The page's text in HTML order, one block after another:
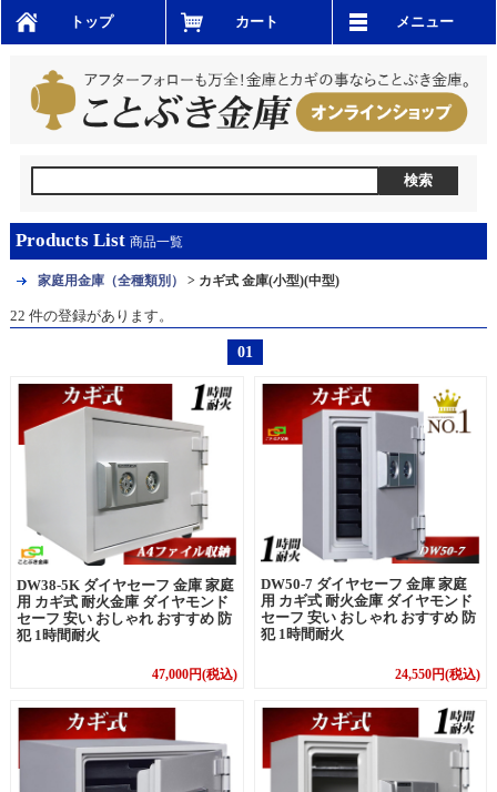
トップ カート メニュー
Products List 商品一覧
家庭用金庫（全種類別） > カギ式 金庫(小型)(中型)
22 件の登録があります。
01
DW38-5K ダイヤセーフ 金庫 家庭
用 カギ式 耐火金庫 ダイヤモンド
セーフ 安い おしゃれ おすすめ 防
犯 1時間耐火
47,000円(税込)
DW50-7 ダイヤセーフ 金庫 家庭
用 カギ式 耐火金庫 ダイヤモンド
セーフ 安い おしゃれ おすすめ 防
犯 1時間耐火
24,550円(税込)